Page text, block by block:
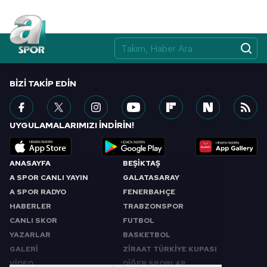
ANASAYFA
A SPOR CANLI YAYIN
A SPOR RADYO
HABERLER
CANLI SKOR
YAZARLAR
GALERİ
VİDEO
BEŞİKTAŞ
GALATASARAY
FENERBAHÇE
TRABZONSPOR
FUTBOL
BASKETBOL
ZİRAAT TÜRKİYE KUPASI
DİĞER SPORLAR
BIZI TAKIP EDIN
UYGULAMALARIMIZI İNDİRİN!